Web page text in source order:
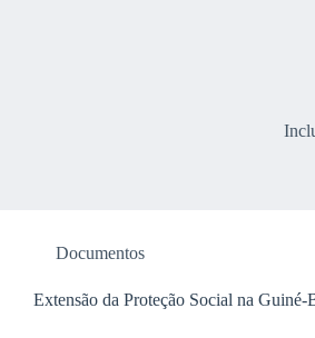
Documentos
Extensão da Proteção Social na Guiné-